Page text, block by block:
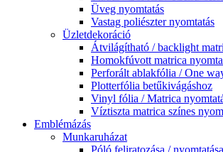
Üveg nyomtatás
Vastag poliészter nyomtatás
Üzletdekoráció
Átvilágítható / backlight
Homokfúvott matrica
Perforált ablakfólia / One
Plotterfólia betűkivágáshoz
Vinyl fólia / Matrica
Víztiszta matrica színes
Emblémázás
Munkaruházat